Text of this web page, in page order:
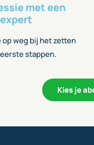
met een
expert
op weg bij het zetten
stappen.
Kies je